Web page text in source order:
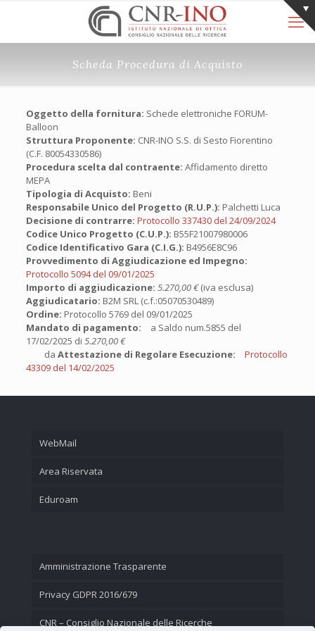
Scheda Procedura di Acquisto
Oggetto della fornitura: Schede elettroniche FORUM-
Balloon
Struttura Proponente: CNR-INO S.S. di Sesto Fiorentino
(C.F. 80054330586)
Procedura scelta dal contraente: Affidamento diretto
MEPA
Tipologia di Acquisto: Beni
Responsabile Unico del Progetto (R.U.P.): Palchetti Luca
Decisione di contrarre: Protocollo 337430 del 24/09/2024
Codice Unico Progetto (C.U.P.): B55F21007980006
Codice Identificativo Gara (C.I.G.): B4956E8C96
Provvedimento di Aggiudicazione ed Impegno:
Protocollo 5094 del 09/01/2025
Importo di aggiudicazione: 5.270,00 €(iva esclusa)
Aggiudicatario: B2M SRL (c.f.:05070530489)
Ordine: Protocollo 5769 del 09/01/2025
Mandato di pagamento: a Saldo num.5855 del
17/02/2025 di 5.270,00 €
da Attestazione di Regolare Esecuzione:
Protocollo
43309 del 14/02/2025
WebMail
Area Riservata
Eduroam
Amministrazione Trasparente
Privacy GDPR 2016/679
CNR – Consiglio Nazionale delle Ricerche